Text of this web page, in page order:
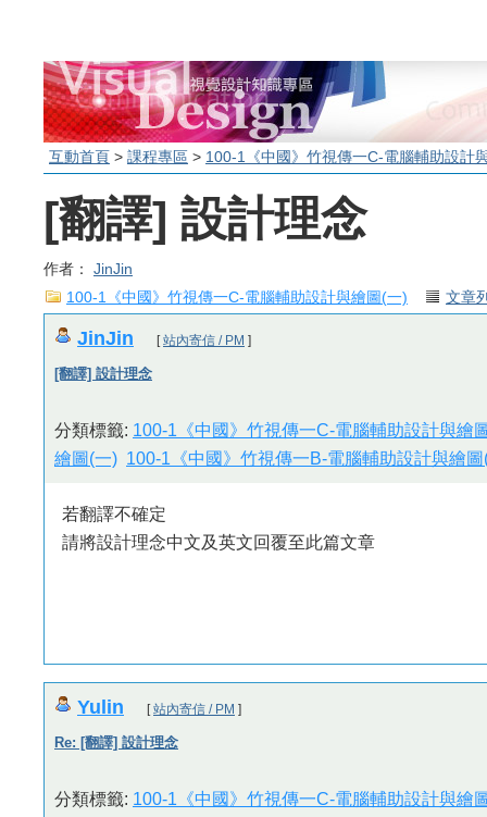
互動首頁 > 課程專區 > 100-1《中國》竹視傳一C-電腦輔助設計
[翻譯] 設計理念
作者： JinJin
100-1《中國》竹視傳一C-電腦輔助設計與繪圖(一)
文章
JinJin [站內寄信 / PM ]
[翻譯] 設計理念
分類標籤: 100-1《中國》竹視傳一C-電腦輔助設計與繪
繪圖(一) 100-1《中國》竹視傳一B-電腦輔助設計與繪圖
若翻譯不確定
請將設計理念中文及英文回覆至此篇文章
Yulin [站內寄信 / PM ]
Re: [翻譯] 設計理念
分類標籤: 100-1《中國》竹視傳一C-電腦輔助設計與繪